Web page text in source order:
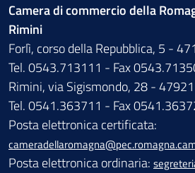
Camera di commercio della
Rimini
Forlì, corso della Repubblica, 5 -
Tel. 0543.713111 - Fax
Rimini, via Sigismondo, 28 - 47921
Tel. 0541.363711 - Fax
Posta elettronica certificata:
Posta elettronica ordinaria: